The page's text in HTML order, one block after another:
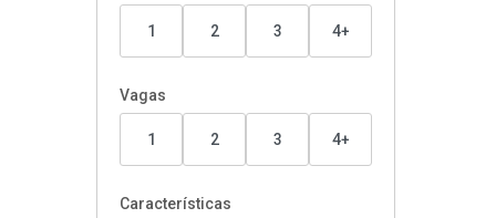
1 2 3 4+
Vagas
1 2 3 4+
Características